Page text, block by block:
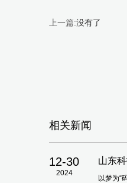
上一篇:没有了
相关新闻
12-30
2024
山东
以梦为“